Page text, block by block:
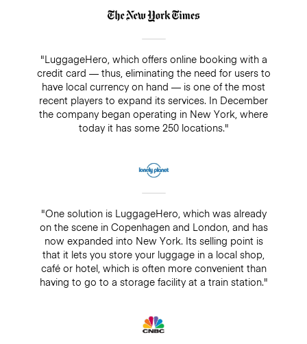
"LuggageHero, which offers online booking with a
credit card — thus, eliminating the need for users to
have local currency on hand — is one of the most
recent players to expand its services. In December
the company began operating in New York, where
today it has some 250 locations."
"One solution is LuggageHero, which was already
on the scene in Copenhagen and London, and has
now expanded into New York. Its selling point is
that it lets you store your luggage in a local shop,
café or hotel, which is often more convenient than
having to go to a storage facility at a train station."